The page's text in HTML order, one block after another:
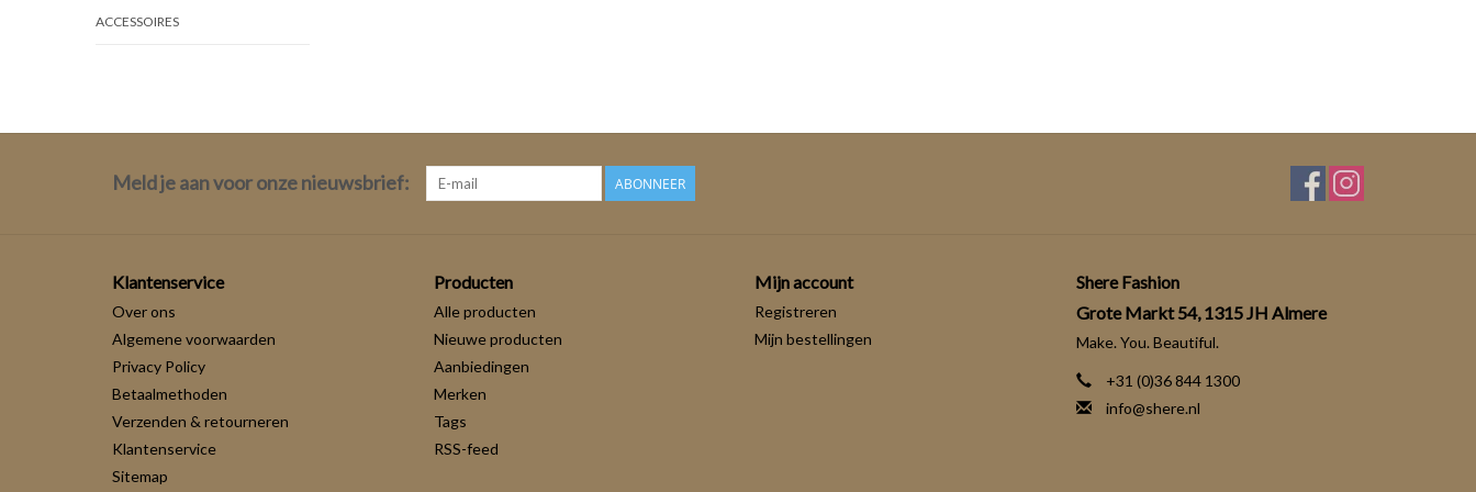
ACCESSOIRES
Meld je aan voor onze nieuwsbrief: ABONNEER
Klantenservice
Over ons
Algemene voorwaarden
Privacy Policy
Betaalmethoden
Verzenden & retourneren
Klantenservice
Sitemap
Producten
Alle producten
Nieuwe producten
Aanbiedingen
Merken
Tags
RSS-feed
Mijn account
Registreren
Mijn bestellingen
Shere Fashion
Grote Markt 54, 1315 JH Almere
Make. You. Beautiful.
+31 (0)36 844 1300
info@shere.nl